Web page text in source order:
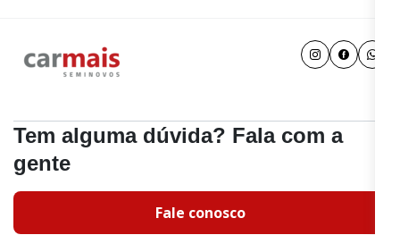
Tem alguma dúvida? Fala com a
gente
Fale conosco